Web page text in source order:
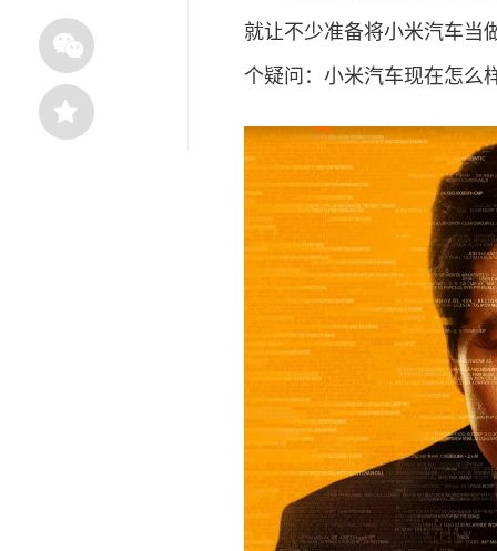
就让不少准备将小米汽车当
个疑问：小米汽车现在怎